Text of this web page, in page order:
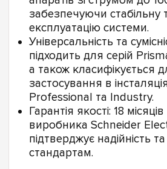
забезпечуючи стабільну
експлуатацію системи.
Універсальність та
підходить для серій
а також класифікується
застосування в
Professional та Industry.
Гарантія якості: 18 місяців
виробника Schneider
підтверджує надійність та
стандартам.